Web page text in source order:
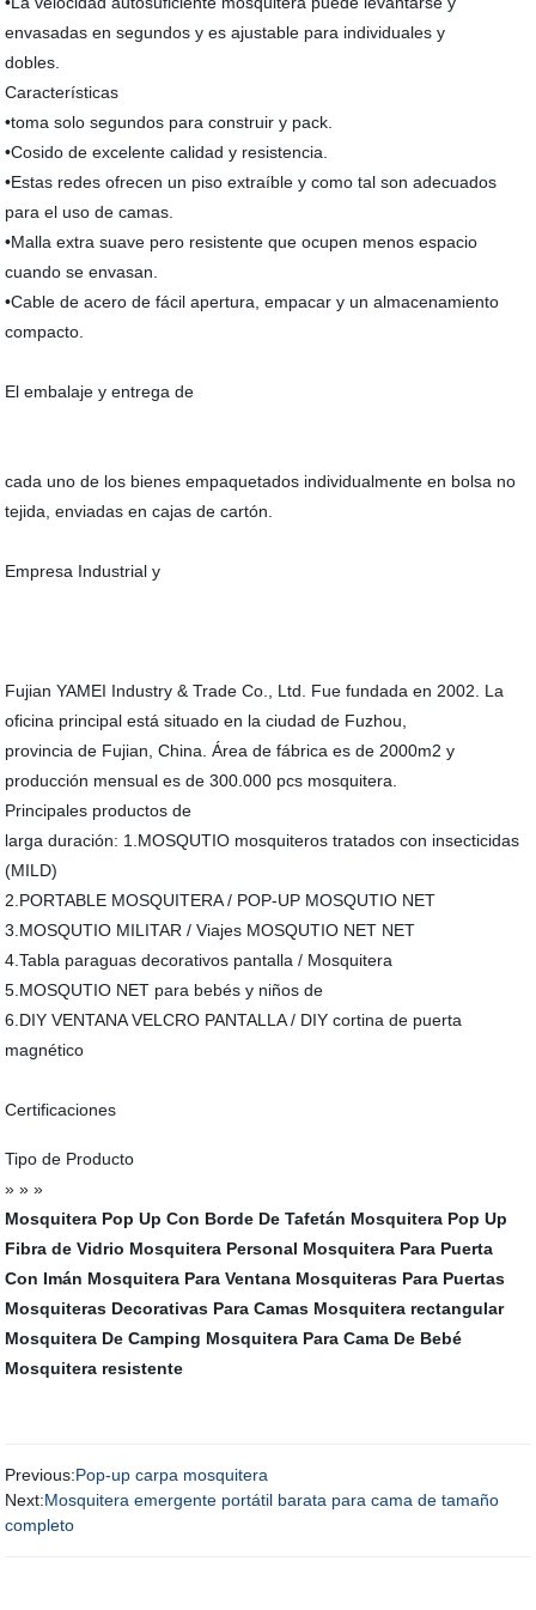
envasadas en segundos y es ajustable para individuales y
dobles.
Características
•toma solo segundos para construir y pack.
•Cosido de excelente calidad y resistencia.
•Estas redes ofrecen un piso extraíble y como tal son adecuados
para el uso de camas.
•Malla extra suave pero resistente que ocupen menos espacio
cuando se envasan.
•Cable de acero de fácil apertura, empacar y un almacenamiento
compacto.
El embalaje y entrega de
cada uno de los bienes empaquetados individualmente en bolsa no
tejida, enviadas en cajas de cartón.
Empresa Industrial y
Fujian YAMEI Industry & Trade Co., Ltd. Fue fundada en 2002. La
oficina principal está situado en la ciudad de Fuzhou,
provincia de Fujian, China. Área de fábrica es de 2000m2 y
producción mensual es de 300.000 pcs mosquitera.
Principales productos de
larga duración: 1.MOSQUTIO mosquiteros tratados con insecticidas
(MILD)
2.PORTABLE MOSQUITERA / POP-UP MOSQUTIO NET
3.MOSQUTIO MILITAR / Viajes MOSQUTIO NET NET
4.Tabla paraguas decorativos pantalla / Mosquitera
5.MOSQUTIO NET para bebés y niños de
6.DIY VENTANA VELCRO PANTALLA / DIY cortina de puerta
magnético
Certificaciones
Tipo de Producto
» » »
Mosquitera Pop Up Con Borde De Tafetán Mosquitera Pop Up
Fibra de Vidrio Mosquitera Personal Mosquitera Para Puerta
Con Imán Mosquitera Para Ventana Mosquiteras Para Puertas
Mosquiteras Decorativas Para Camas Mosquitera rectangular
Mosquitera De Camping Mosquitera Para Cama De Bebé
Mosquitera resistente
Previous:Pop-up carpa mosquitera
Next:Mosquitera emergente portátil barata para cama de tamaño
completo